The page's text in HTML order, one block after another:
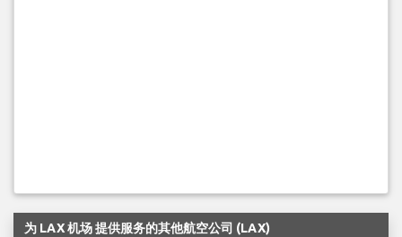
为 LAX 机场 提供服务的其他航空公司 (LAX)